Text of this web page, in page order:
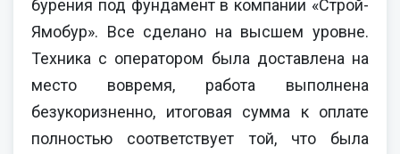
бурения под фундамент в компании «Строй-
Ямобур». Все сделано на высшем уровне.
Техника с оператором была доставлена на
место вовремя, работа выполнена
безукоризненно, итоговая сумма к оплате
полностью соответствует той, что была